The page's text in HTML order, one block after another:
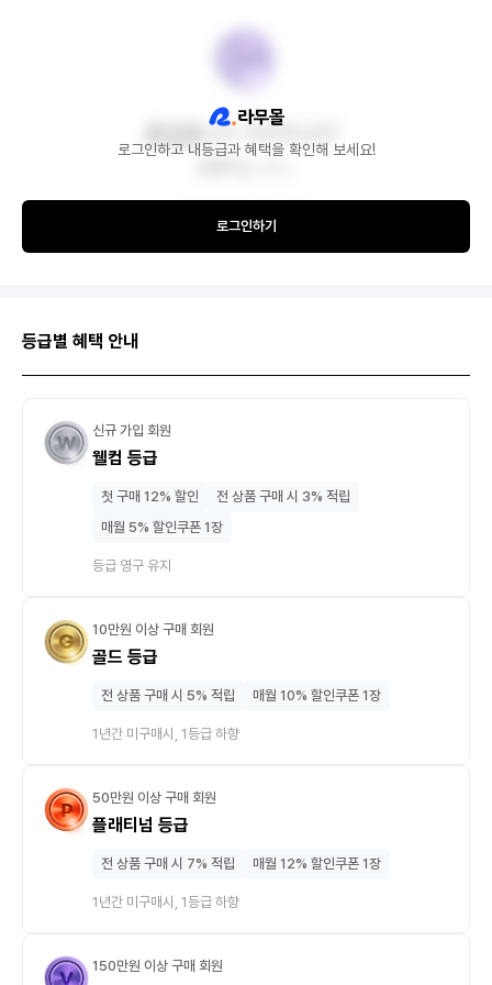
로그인하고 내등급과 혜택을 확인해 보세요!
로그인하기
등급별 혜택 안내
신규 가입 회원
웰컴 등급
첫 구매 12% 할인
전 상품 구매 시 3% 적립
매월 5% 할인쿠폰 1장
등급 영구 유지
10만원 이상 구매 회원
골드 등급
전 상품 구매 시 5% 적립 매월 10% 할인쿠폰 1장
1년간 미구매시, 1등급 하향
50만원 이상 구매 회원
플래티넘 등급
전 상품 구매 시 7% 적립 매월 12% 할인쿠폰 1장
1년간 미구매시, 1등급 하향
150만원 이상 구매 회원